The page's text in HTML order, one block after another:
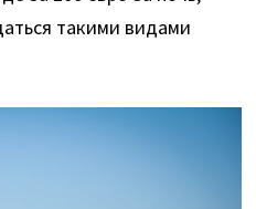
такими видами